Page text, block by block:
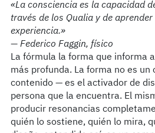
«La consciencia es la capacidad
través de los Qualia y de
experiencia.»
— Federico Faggin, físico
La fórmula la forma que informa
más profunda. La forma no es un
contenido — es el activador de
persona que la encuentra. El
producir resonancias
quién lo sostiene, quién lo mira,